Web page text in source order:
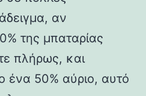
αν
της μπαταρίας
πλήρως, και
ένα 50% αύριο, αυτό